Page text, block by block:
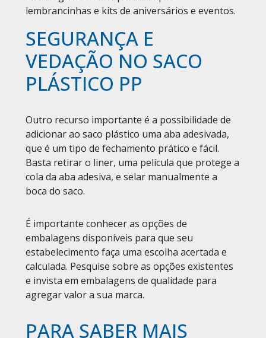
lembrancinhas e kits de aniversários e eventos.
SEGURANÇA E
VEDAÇÃO NO SACO
PLÁSTICO PP
Outro recurso importante é a possibilidade de
adicionar ao saco plástico uma aba adesivada,
que é um tipo de fechamento prático e fácil.
Basta retirar o liner, uma película que protege a
cola da aba adesiva, e selar manualmente a
boca do saco.
É importante conhecer as opções de
embalagens disponíveis para que seu
estabelecimento faça uma escolha acertada e
calculada. Pesquise sobre as opções existentes
e invista em embalagens de qualidade para
agregar valor a sua marca.
PARA SABER MAIS